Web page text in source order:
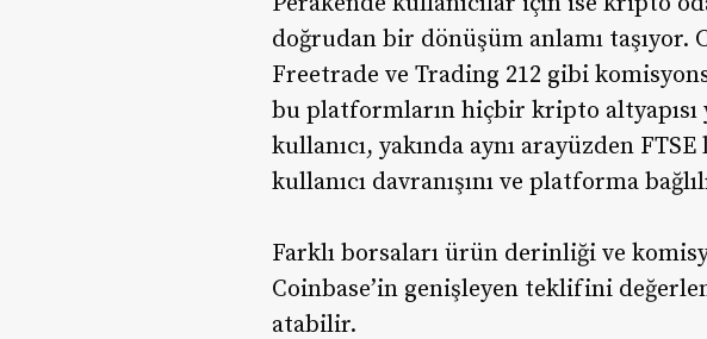
doğrudan bir dönüşüm anlamı
Freetrade ve Trading 212 gibi
bu platformların hiçbir kripto altyapısı
kullanıcı, yakında aynı arayüzden
kullanıcı davranışını ve platforma
Farklı borsaları ürün derinliği ve
Coinbase’in genişleyen teklifini
atabilir.